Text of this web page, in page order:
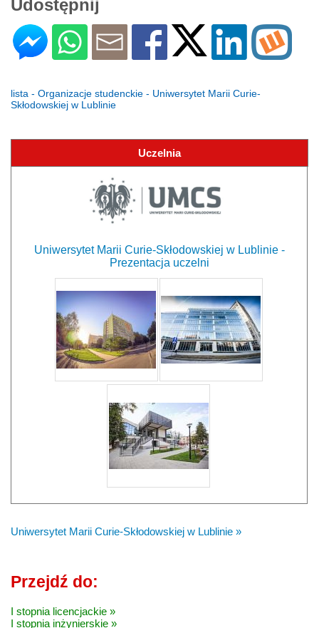
Udostępnij
lista - Organizacje studenckie - Uniwersytet Marii Curie-
Skłodowskiej w Lublinie
Uczelnia
Uniwersytet Marii Curie-Skłodowskiej w Lublinie -
Prezentacja uczelni
Uniwersytet Marii Curie-Skłodowskiej w Lublinie »
Przejdź do:
I stopnia licencjackie »
I stopnia inżynierskie »